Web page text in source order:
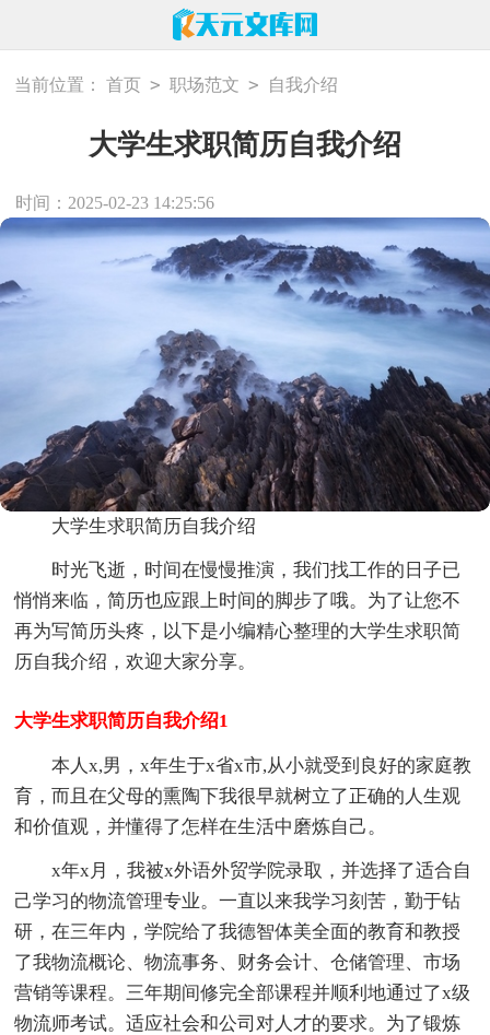
当前位置： 首页 > 职场范文 > 自我介绍
大学生求职简历自我介绍
时间：2025-02-23 14:25:56
大学生求职简历自我介绍
时光飞逝，时间在慢慢推演，我们找工作的日子已
悄悄来临，简历也应跟上时间的脚步了哦。为了让您不
再为写简历头疼，以下是小编精心整理的大学生求职简
历自我介绍，欢迎大家分享。
大学生求职简历自我介绍1
本人x,男，x年生于x省x市,从小就受到良好的家庭教
育，而且在父母的熏陶下我很早就树立了正确的人生观
和价值观，并懂得了怎样在生活中磨炼自己。
x年x月，我被x外语外贸学院录取，并选择了适合自
己学习的物流管理专业。一直以来我学习刻苦，勤于钻
研，在三年内，学院给了我德智体美全面的教育和教授
了我物流概论、物流事务、财务会计、仓储管理、市场
营销等课程。三年期间修完全部课程并顺利地通过了x级
物流师考试。适应社会和公司对人才的要求。为了锻炼